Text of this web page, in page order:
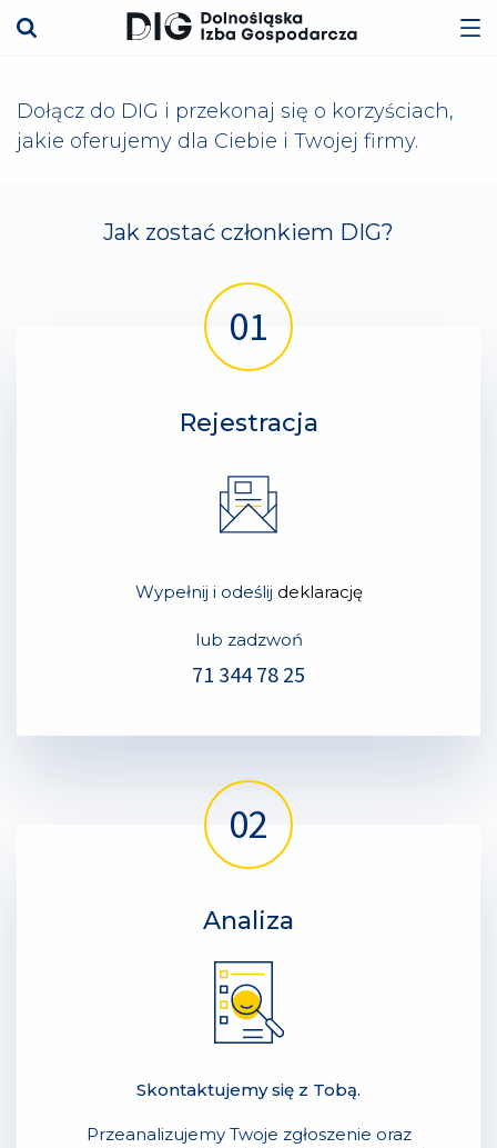
Dołącz do DIG i przekonaj się o korzyściach,
jakie oferujemy dla Ciebie i Twojej firmy.
Jak zostać członkiem DIG?
Rejestracja
Wypełnij i odeślij deklarację
lub zadzwoń
71 344 78 25
Analiza
Skontaktujemy się z Tobą.
Przeanalizujemy Twoje zgłoszenie oraz